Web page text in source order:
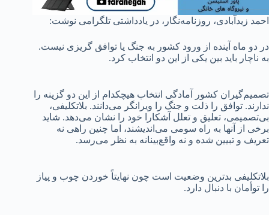
احمد زیدآبادی، روزنامه‌نگار، در یادداشتی تلگرامی نوشت:
در دو ماه آینده از ورود کشور به جنگ یا توافق گریزی نیست.
به ناچار باید بین یکی از این دو انتخاب کرد.
تصمیم‌گیران کشور آمادگی انتخاب هیچکدام از این دو گزینه را
ندارند. توافق را ذلت و جنگ را ویرانگر می‌دانند. بلاتکلیفی،
بی‌تصمیمی، تعلیق و تعلل آشکارا خود را نشان می‌دهد. شاید
برخی از آنها به راه سومی می‌اندیشند، اما چنین راهی نه
تعریف و تبیین شده و نه واقع‌بینانه به نظر می‌رسد.
بلاتکلیفی بدترین وضعیت است چون نهایتاً خوردن چوب و پیاز
را توأمان با دنبال دارد.